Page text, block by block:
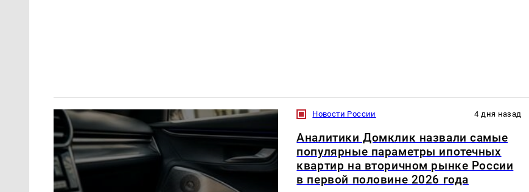
Новости России 4 дня назад
Аналитики Домклик назвали самые
популярные параметры ипотечных
квартир на вторичном рынке России
в первой половине 2026 года